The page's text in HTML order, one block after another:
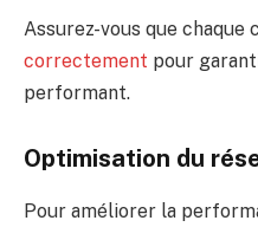
Assurez-vous que chaque
correctement pour
performant.
Optimisation du
Pour améliorer la